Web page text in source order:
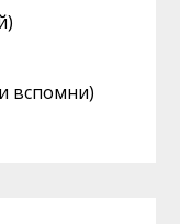
вспомни)